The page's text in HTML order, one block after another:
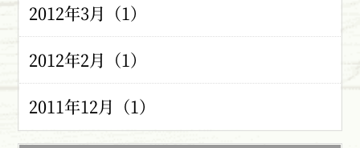
2012年3月（1）
2012年2月（1）
2011年12月（1）